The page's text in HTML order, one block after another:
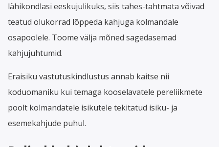
lähikondlasi eeskujulikuks, siis tahes-tahtmata võivad
teatud olukorrad lõppeda kahjuga kolmandale
osapoolele. Toome välja mõned sagedasemad
kahjujuhtumid.
Eraisiku vastutuskindlustus annab kaitse nii
koduomaniku kui temaga kooselavatele pereliikmete
poolt kolmandatele isikutele tekitatud isiku- ja
esemekahjude puhul.